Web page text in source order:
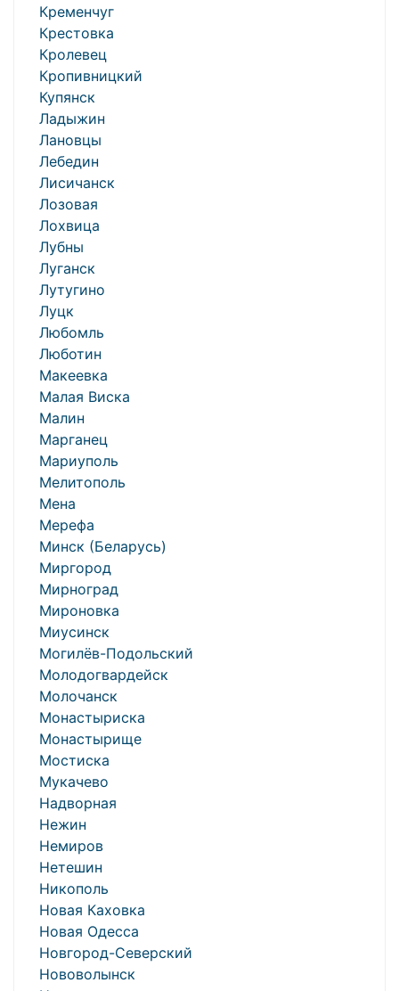
Кременчуг
Крестовка
Кролевец
Кропивницкий
Купянск
Ладыжин
Лановцы
Лебедин
Лисичанск
Лозовая
Лохвица
Лубны
Луганск
Лутугино
Луцк
Любомль
Люботин
Макеевка
Малая Виска
Малин
Марганец
Мариуполь
Мелитополь
Мена
Мерефа
Минск (Беларусь)
Миргород
Мирноград
Мироновка
Миусинск
Могилёв-Подольский
Молодогвардейск
Молочанск
Монастыриска
Монастырище
Мостиска
Мукачево
Надворная
Нежин
Немиров
Нетешин
Никополь
Новая Каховка
Новая Одесса
Новгород-Северский
Нововолынск